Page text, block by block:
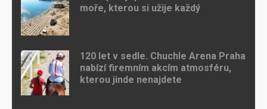
moře, kterou si užije každý
120 let v sedle. Chuchle Arena Praha
nabízí firemním akcím atmosféru,
kterou jinde nenajdete